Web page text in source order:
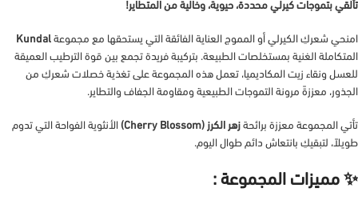
تألقي بتموجات كيرلي محددة، حيوية، وخالية من المتطاير!
امنحي شعركِ الكيرلي أو المموج العناية الفائقة التي يستحقها مع مجموعة Kundal
المتكاملة الغنية بمستخلصات الطبيعة. بتركيبة فريدة تجمع بين قوة الترطيب العميقة
للعسل ونقاء زيت المكاديميا، تعمل هذه المجموعة على تغذية خصلات شعركِ من
الجذور، معززةً مرونة التموجات الطبيعية ومقاومة الجفاف والتطاير.
تأتي المجموعة معززة برائحة زهر الكرز (Cherry Blossom)
الأنثوية الفواحة التي تدوم
طويلاً، لتبقيكِ بانتعاش دائم طوال اليوم.
✨ مميزات المجموعة :